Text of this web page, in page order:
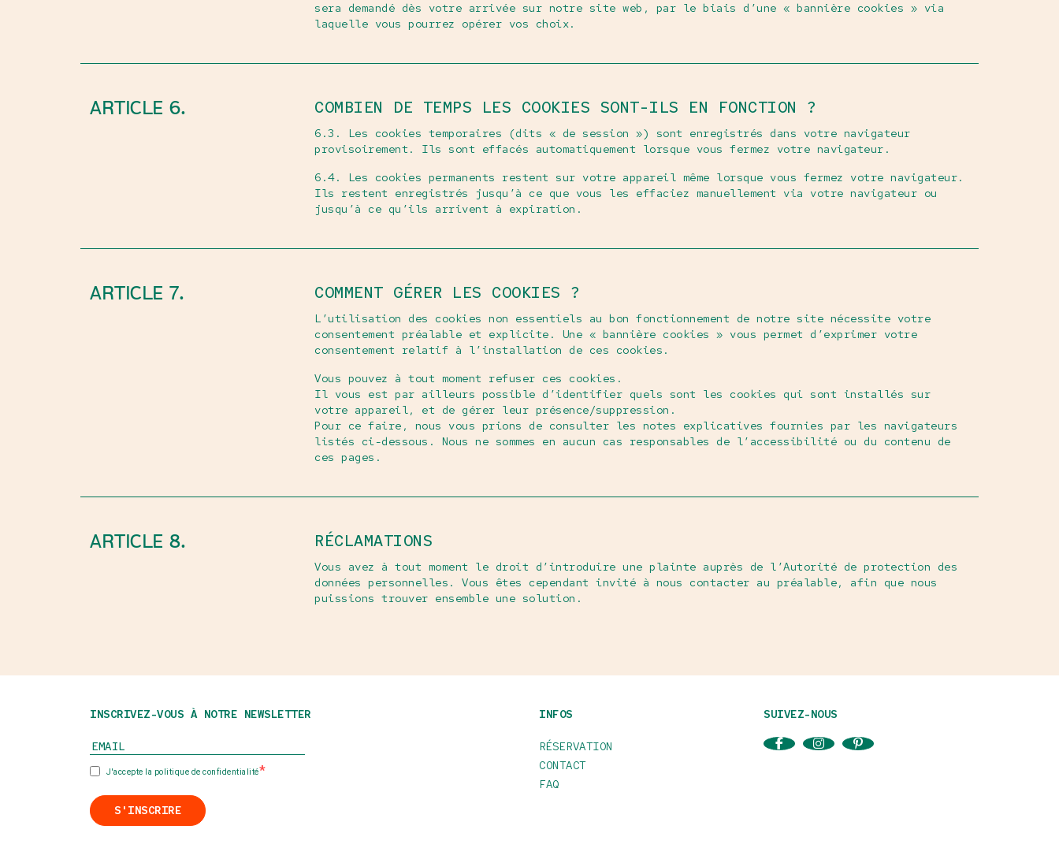
sera demandé dès votre arrivée sur notre site web, par le biais d’une « bannière cookies » via
laquelle vous pourrez opérer vos choix.
ARTICLE 6. COMBIEN DE TEMPS LES COOKIES SONT-ILS EN FONCTION ?
6.3. Les cookies temporaires (dits « de session ») sont enregistrés dans votre navigateur
provisoirement. Ils sont effacés automatiquement lorsque vous fermez votre navigateur.
6.4. Les cookies permanents restent sur votre appareil même lorsque vous fermez votre navigateur.
Ils restent enregistrés jusqu’à ce que vous les effaciez manuellement via votre navigateur ou
jusqu’à ce qu’ils arrivent à expiration.
ARTICLE 7. COMMENT GÉRER LES COOKIES ?
L’utilisation des cookies non essentiels au bon fonctionnement de notre site nécessite votre
consentement préalable et explicite. Une « bannière cookies » vous permet d’exprimer votre
consentement relatif à l’installation de ces cookies.
Vous pouvez à tout moment refuser ces cookies.
Il vous est par ailleurs possible d’identifier quels sont les cookies qui sont installés sur
votre appareil, et de gérer leur présence/suppression.
Pour ce faire, nous vous prions de consulter les notes explicatives fournies par les navigateurs
listés ci-dessous. Nous ne sommes en aucun cas responsables de l’accessibilité ou du contenu de
ces pages.
ARTICLE 8. RÉCLAMATIONS
Vous avez à tout moment le droit d’introduire une plainte auprès de l’Autorité de protection des
données personnelles. Vous êtes cependant invité à nous contacter au préalable, afin que nous
puissions trouver ensemble une solution.
INSCRIVEZ-VOUS À NOTRE NEWSLETTER
J'accepte la politique de confidentialité
S'INSCRIRE
INFOS
RÉSERVATION
CONTACT
FAQ
SUIVEZ-NOUS